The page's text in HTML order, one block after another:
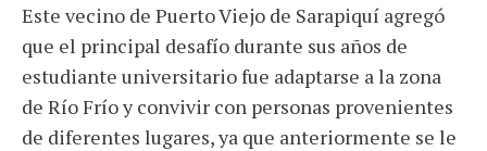
Este vecino de Puerto Viejo de Sarapiquí agregó
que el principal desafío durante sus años de
estudiante universitario fue adaptarse a la zona
de Río Frío y convivir con personas provenientes
de diferentes lugares, ya que anteriormente se le